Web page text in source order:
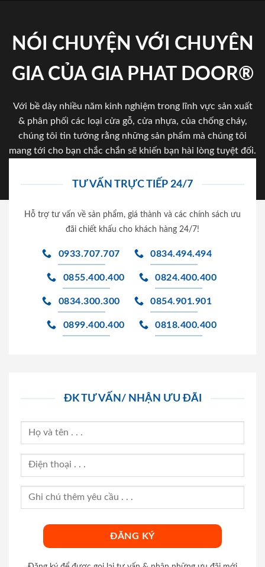
NÓI CHUYỆN VỚI CHUYÊN
GIA CỦA GIA PHAT DOOR®
Với bề dày nhiều năm kinh nghiệm trong lĩnh vực sản xuất
& phân phối các loại cửa gỗ, cửa nhựa, của chống cháy,
chúng tôi tin tưởng rằng những sản phẩm mà chúng tôi
mang tới cho bạn chắc chắn sẽ khiến bạn hài lòng tuyệt đối.
TƯ VẤN TRỰC TIẾP 24/7
Hỗ trợ tư vấn về sản phẩm, giá thành và các chính sách ưu
đãi chiết khấu cho khách hàng 24/7!
0933.707.707 0834.494.494
0855.400.400 0824.400.400
0834.300.300 0854.901.901
0899.400.400 0818.400.400
ĐK TƯ VẤN/ NHẬN ƯU ĐÃI